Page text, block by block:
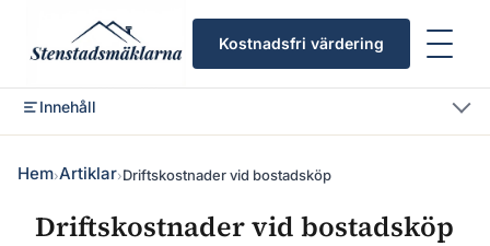
Kostnadsfri värdering
Innehåll
Hem›Artiklar›Driftskostnader vid bostadsköp
Driftskostnader vid bostadsköp